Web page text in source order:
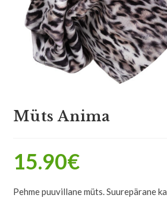
Müts Anima
15.90€
Pehme puuvillane müts. Suurepärane